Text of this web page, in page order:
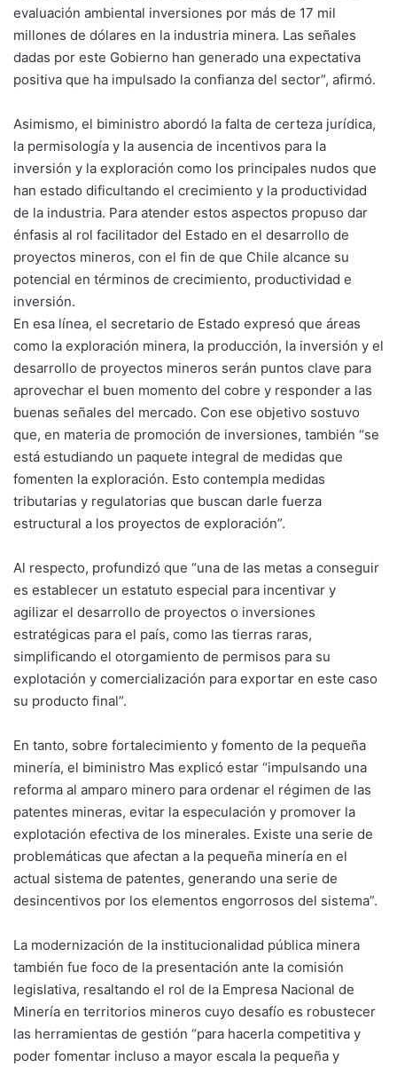
evaluación ambiental inversiones por más de 17 mil
millones de dólares en la industria minera. Las señales
dadas por este Gobierno han generado una expectativa
positiva que ha impulsado la confianza del sector”, afirmó.
Asimismo, el biministro abordó la falta de certeza jurídica,
la permisología y la ausencia de incentivos para la
inversión y la exploración como los principales nudos que
han estado dificultando el crecimiento y la productividad
de la industria. Para atender estos aspectos propuso dar
énfasis al rol facilitador del Estado en el desarrollo de
proyectos mineros, con el fin de que Chile alcance su
potencial en términos de crecimiento, productividad e
inversión.
En esa línea, el secretario de Estado expresó que áreas
como la exploración minera, la producción, la inversión y el
desarrollo de proyectos mineros serán puntos clave para
aprovechar el buen momento del cobre y responder a las
buenas señales del mercado. Con ese objetivo sostuvo
que, en materia de promoción de inversiones, también “se
está estudiando un paquete integral de medidas que
fomenten la exploración. Esto contempla medidas
tributarias y regulatorias que buscan darle fuerza
estructural a los proyectos de exploración”.
Al respecto, profundizó que “una de las metas a conseguir
es establecer un estatuto especial para incentivar y
agilizar el desarrollo de proyectos o inversiones
estratégicas para el país, como las tierras raras,
simplificando el otorgamiento de permisos para su
explotación y comercialización para exportar en este caso
su producto final”.
En tanto, sobre fortalecimiento y fomento de la pequeña
minería, el biministro Mas explicó estar “impulsando una
reforma al amparo minero para ordenar el régimen de las
patentes mineras, evitar la especulación y promover la
explotación efectiva de los minerales. Existe una serie de
problemáticas que afectan a la pequeña minería en el
actual sistema de patentes, generando una serie de
desincentivos por los elementos engorrosos del sistema”.
La modernización de la institucionalidad pública minera
también fue foco de la presentación ante la comisión
legislativa, resaltando el rol de la Empresa Nacional de
Minería en territorios mineros cuyo desafío es robustecer
las herramientas de gestión “para hacerla competitiva y
poder fomentar incluso a mayor escala la pequeña y